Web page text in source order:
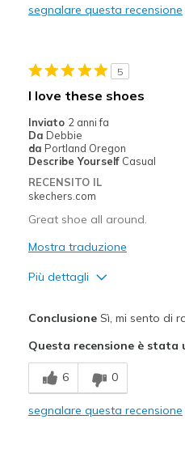
View On Shoes
Shoes are
segnalare questa recensione
5
I love these shoes
Inviato 2 anni fa
Da Debbie
da Portland Oregon
Describe Yourself Casual
RECENSITO IL
skechers.com
Great shoe all around.
Mostra traduzione
Più dettagli
Migliori Utilizzi:
Casual Wear
Going Out
ConclusioneSì, mi sento di
Questa recensione è stata
6 0
segnalare questa recensione